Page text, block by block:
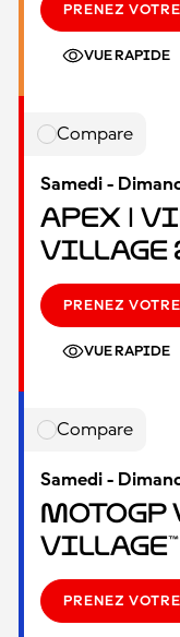
PRENEZ
VUE RAPIDE
Compare
Samedi -
Apex |
Village
PRENEZ
VUE RAPIDE
Compare
Samedi -
MotoGP
Village™
PRENEZ